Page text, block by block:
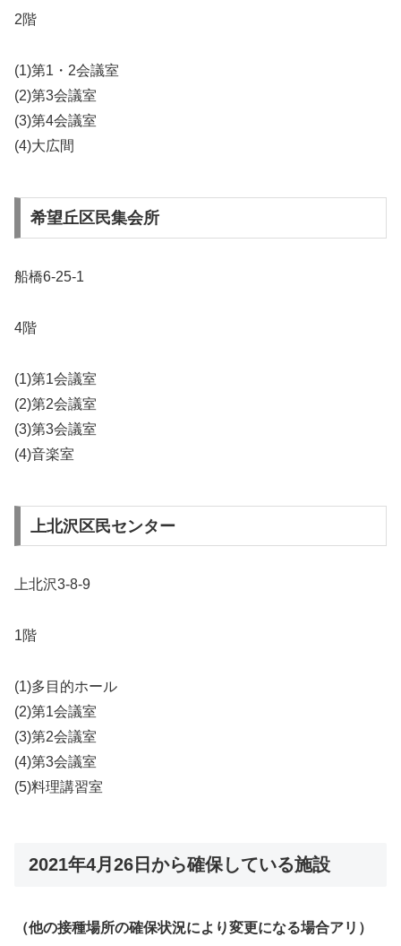
2階
(1)第1・2会議室
(2)第3会議室
(3)第4会議室
(4)大広間
希望丘区民集会所
船橋6-25-1
4階
(1)第1会議室
(2)第2会議室
(3)第3会議室
(4)音楽室
上北沢区民センター
上北沢3-8-9
1階
(1)多目的ホール
(2)第1会議室
(3)第2会議室
(4)第3会議室
(5)料理講習室
2021年4月26日から確保している施設
（他の接種場所の確保状況により変更になる場合アリ）